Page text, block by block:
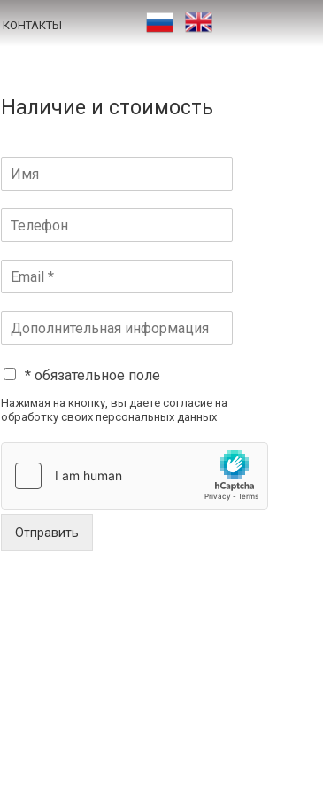
КОНТАКТЫ
Наличие и стоимость
* обязательное поле
Нажимая на кнопку, вы даете согласие на
обработку своих персональных данных
Отправить